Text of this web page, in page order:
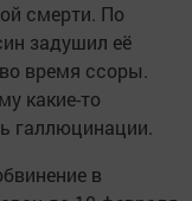
смерти. По
задушил её
время ссоры.
какие-то
галлюцинации.
в